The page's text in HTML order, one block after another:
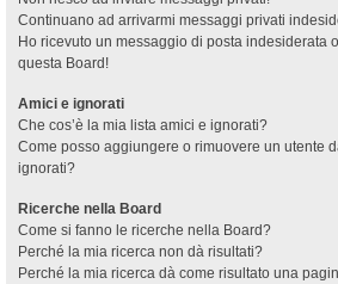
Continuano ad arrivarmi messaggi privati
Ho ricevuto un messaggio di posta indesiderata
questa Board!
Amici e ignorati
Che cos’è la mia lista amici e ignorati?
Come posso aggiungere o rimuovere un utente
ignorati?
Ricerche nella Board
Come si fanno le ricerche nella Board?
Perché la mia ricerca non dà risultati?
Perché la mia ricerca dà come risultato una